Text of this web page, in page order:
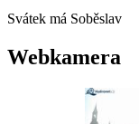
Svátek má Soběslav
Webkamera